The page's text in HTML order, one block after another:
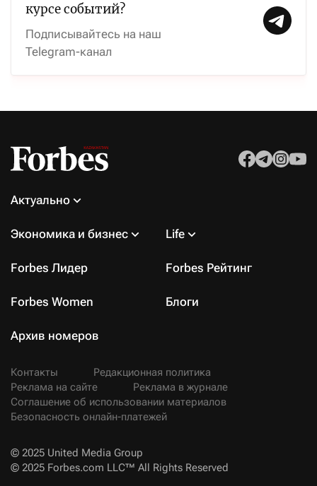
курсе событий?
Подписывайтесь на наш
Telegram-канал
Актуально
Экономика и бизнес Life
Forbes Лидер Forbes Рейтинг
Forbes Women Блоги
Архив номеров
Контакты
Редакционная политика
Реклама на сайте
Реклама в журнале
Соглашение об использовании материалов
Безопасность онлайн-платежей
© 2025 United Media Group
© 2025 Forbes.com LLC™ All Rights Reserved